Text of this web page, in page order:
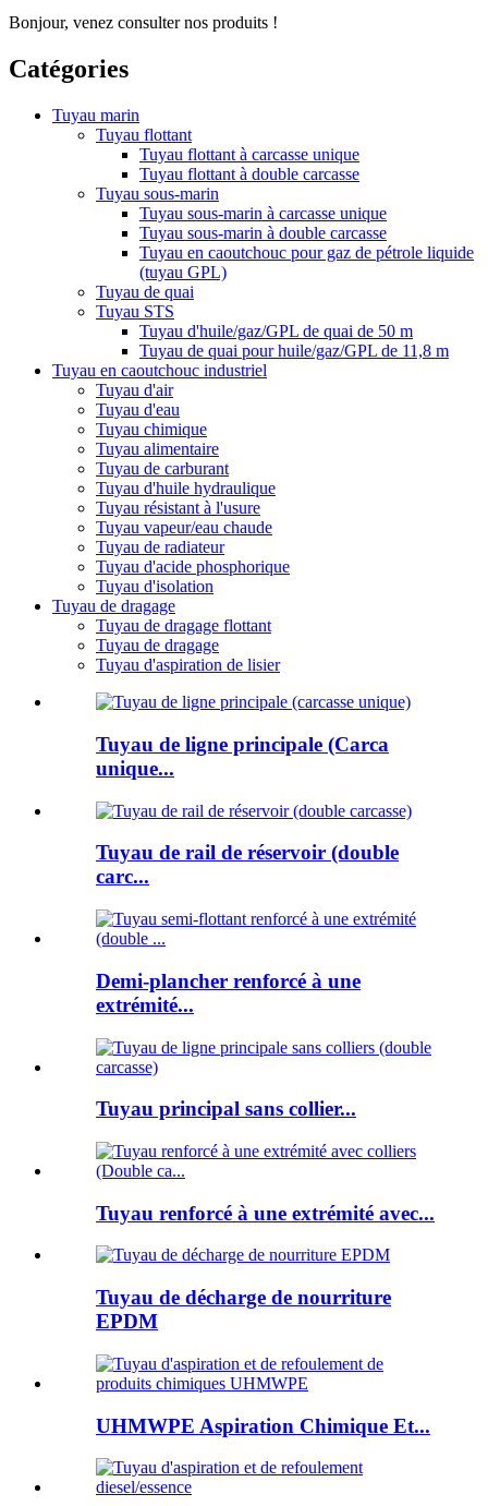
Bonjour, venez consulter nos produits !
Catégories
Tuyau marin
Tuyau flottant
Tuyau flottant à carcasse unique
Tuyau flottant à double carcasse
Tuyau sous-marin
Tuyau sous-marin à carcasse unique
Tuyau sous-marin à double carcasse
Tuyau en caoutchouc pour gaz de pétrole liquide
(tuyau GPL)
Tuyau de quai
Tuyau STS
Tuyau d'huile/gaz/GPL de quai de 50 m
Tuyau de quai pour huile/gaz/GPL de 11,8 m
Tuyau en caoutchouc industriel
Tuyau d'air
Tuyau d'eau
Tuyau chimique
Tuyau alimentaire
Tuyau de carburant
Tuyau d'huile hydraulique
Tuyau résistant à l'usure
Tuyau vapeur/eau chaude
Tuyau de radiateur
Tuyau d'acide phosphorique
Tuyau d'isolation
Tuyau de dragage
Tuyau de dragage flottant
Tuyau de dragage
Tuyau d'aspiration de lisier
Tuyau de ligne principale (Carca
unique...
Tuyau de rail de réservoir (double
carc...
Demi-plancher renforcé à une
extrémité...
Tuyau principal sans collier...
Tuyau renforcé à une extrémité avec...
Tuyau de décharge de nourriture
EPDM
UHMWPE Aspiration Chimique Et...